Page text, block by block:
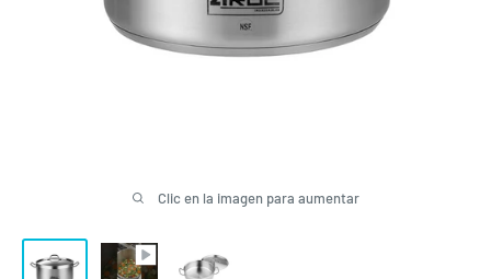
Clic en la imagen para aumentar